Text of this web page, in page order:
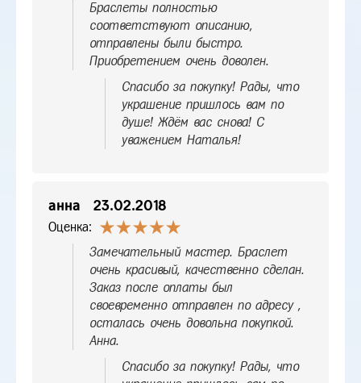
Браслеты полностью
соответствуют описанию,
отправлены были быстро.
Приобретением очень доволен.
Спасибо за покупку! Рады, что
украшение пришлось вам по
душе! Ждём вас снова! С
уважением Наталья!
анна 23.02.2018
Оценка:
Замечательный мастер. Браслет
очень красивый, качественно сделан.
Заказ после оплаты был
своевременно отправлен по адресу ,
осталась очень довольна покупкой.
Анна.
Спасибо за покупку! Рады, что